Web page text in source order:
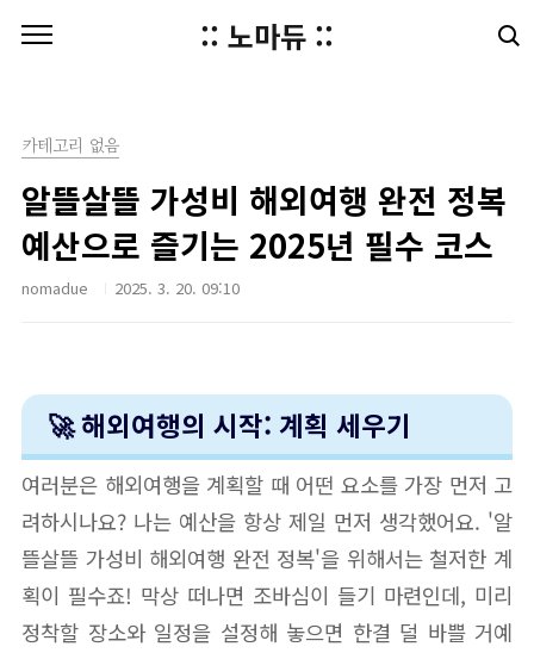
:: 노마듀 ::
카테고리 없음
알뜰살뜰 가성비 해외여행 완전 정복
예산으로 즐기는 2025년 필수 코스
nomadue 2025. 3. 20. 09:10
🚀 해외여행의 시작: 계획 세우기
여러분은 해외여행을 계획할 때 어떤 요소를 가장 먼저 고
려하시나요? 나는 예산을 항상 제일 먼저 생각했어요. '알
뜰살뜰 가성비 해외여행 완전 정복'을 위해서는 철저한 계
획이 필수죠! 막상 떠나면 조바심이 들기 마련인데, 미리
정착할 장소와 일정을 설정해 놓으면 한결 덜 바쁠 거예